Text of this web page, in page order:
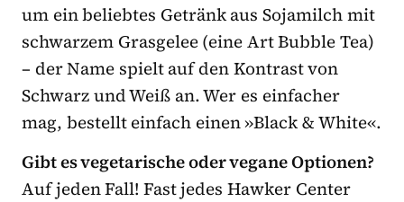
um ein beliebtes Getränk aus Sojamilch mit
schwarzem Grasgelee (eine Art Bubble Tea)
– der Name spielt auf den Kontrast von
Schwarz und Weiß an. Wer es einfacher
mag, bestellt einfach einen »Black & White«.
Gibt es vegetarische oder vegane Optionen?
Auf jeden Fall! Fast jedes Hawker Center